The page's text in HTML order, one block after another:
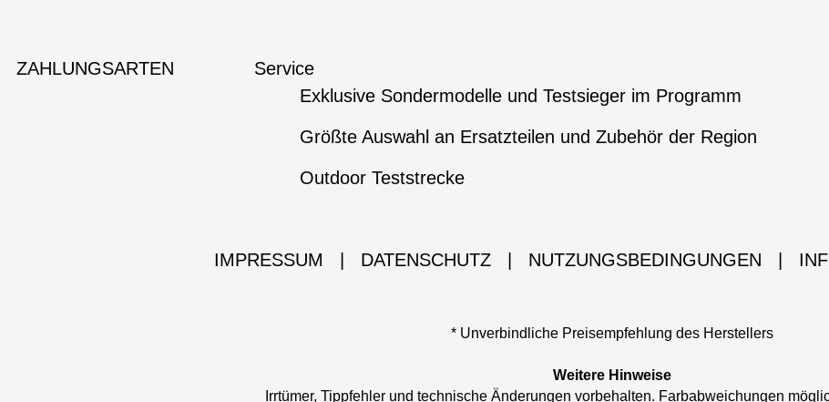
ZAHLUNGSARTEN
Service
Exklusive Sondermodelle und Testsieger im Programm
Größte Auswahl an Ersatzteilen und Zubehör der Region
Outdoor Teststrecke
IMPRESSUM DATENSCHUTZ NUTZUNGSBEDINGUNGEN
* Unverbindliche Preisempfehlung des Herstellers
Weitere Hinweise
Irrtümer, Tippfehler und technische Änderungen vorbehalten. Farbabweichungen